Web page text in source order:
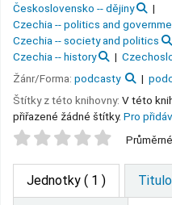
Československo -- dějiny
Czechia -- politics and
Czechia -- society and politics
Czechia -- history
Žánr/Forma: podcasty
Štítky z této knihovny: V této
přiřazené žádné štítky. Pro
Star ratings
Jednotky ( 1 )